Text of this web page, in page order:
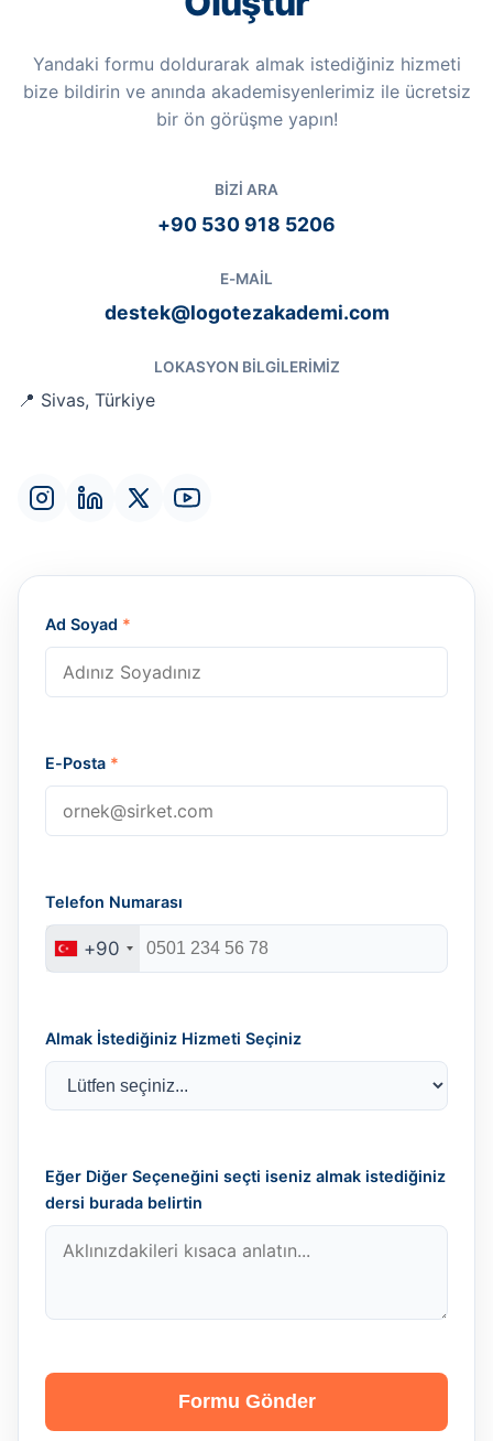
Yandaki formu doldurarak almak istediğiniz hizmeti
bize bildirin ve anında akademisyenlerimiz ile ücretsiz
bir ön görüşme yapın!
BIZI ARA
+90 530 918 5206
E-MAIL
destek@logotezakademi.com
LOKASYON BILGILERIMIZ
📍 Sivas, Türkiye
Ad Soyad *
E-Posta *
Telefon Numarası
+90
Almak İstediğiniz Hizmeti Seçiniz
Eğer Diğer Seçeneğini seçti iseniz almak istediğiniz
dersi burada belirtin
Formu Gönder